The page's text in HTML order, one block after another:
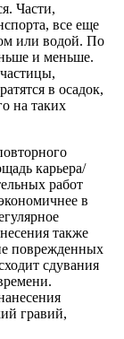
Части,
все еще
или водой. По
и меньше.
в осадок,
на таких
карьера/
работ
в
также
поврежденных
сдувания
гравий,